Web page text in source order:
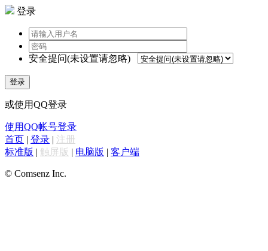
登录
安全提问(未设置请忽略)
登录
或使用QQ登录
使用QQ帐号登录
首页 | 登录 | 注册
标准版 | 触屏版 | 电脑版 | 客户端
© Comsenz Inc.